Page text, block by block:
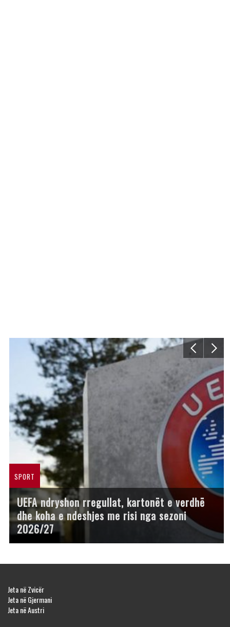
SPORT
UEFA ndryshon rregullat, kartonët e verdhë
dhe koha e ndeshjes me risi nga sezoni
2026/27
Jeta në Zvicër
Jeta në Gjermani
Jeta në Austri